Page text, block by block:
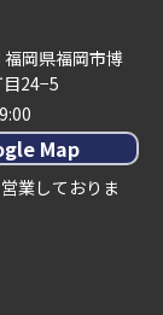
岡県福岡市博
24−5
Map
業しておりま